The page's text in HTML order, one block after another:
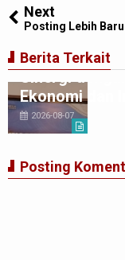
Next
Posting Lebih Baru
Berita Terkait
BI Perwakilan
Sinergi
Ekonomi dan
2026-08-07
Posting